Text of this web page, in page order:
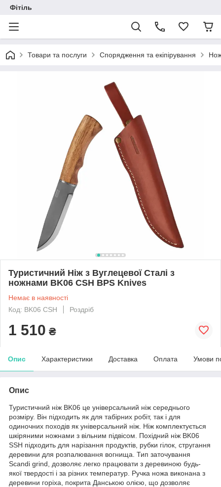
Фітіль
Товари та послуги Спорядження та екіпірування
Туристичний Ніж з Вуглецевої Сталі з
ножнами BK06 CSH BPS Knives
Немає в наявності
Код: BK06 CSH
Роздріб
1 510 ₴
Опис Характеристики Доставка Оплата Умови
Опис
Туристичний ніж BK06 це універсальний ніж середнього
розміру. Він підходить як для табірних робіт, так і для
одиночних походів як універсальний ніж. Ніж комплектується
шкіряними ножнами з вільним підвісом. Похідний ніж BK06
SSH підходить для нарізання продуктів, рубки гілок, стругання
деревини для розпалювання вогнища. Тип заточування
Scandi grind, дозволяє легко працювати з деревиною будь-
якої твердості і за різних температур. Ручка ножа виконана з
деревини горіха, покрита Данською олією, що дозволяє